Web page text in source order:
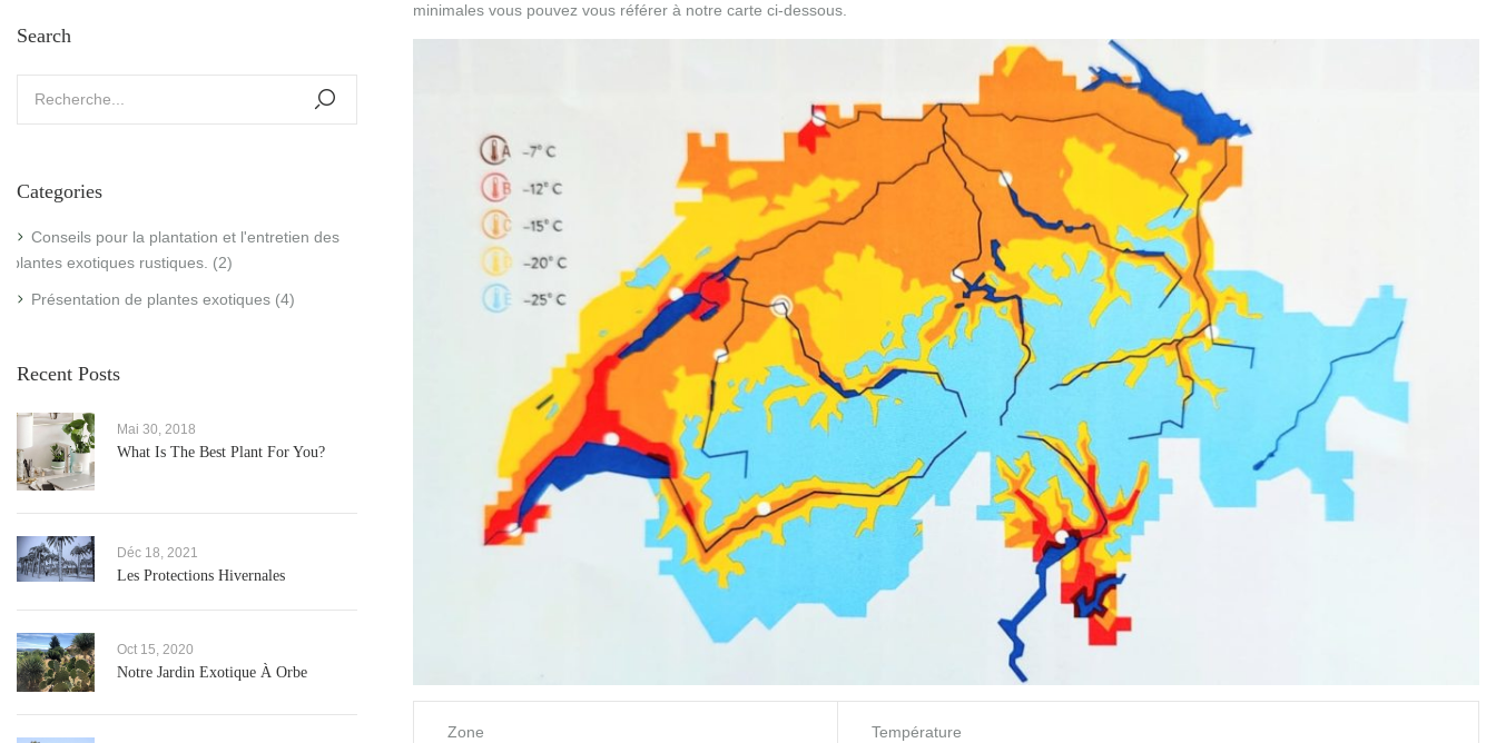
Search
Categories
Conseils pour la plantation et l'entretien des
plantes exotiques rustiques. (2)
Présentation de plantes exotiques (4)
Recent Posts
Mai 30, 2018
What Is The Best Plant For You?
Déc 18, 2021
Les Protections Hivernales
Oct 15, 2020
Notre Jardin Exotique À Orbe
minimales vous pouvez vous référer à notre carte ci-dessous.
Zone Température